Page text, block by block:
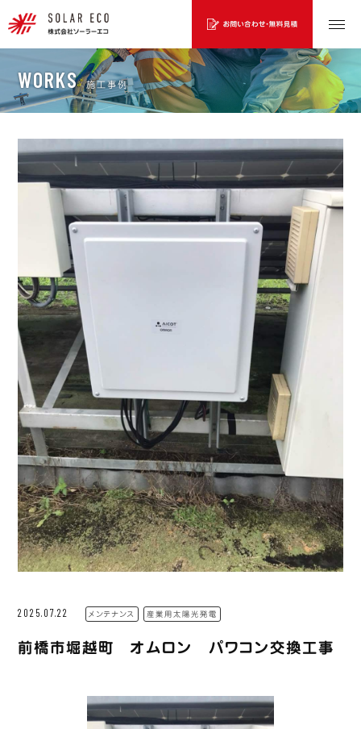
WORKS 施工事例
2025.07.22 メンテナンス 産業用太陽光発電
前橋市堀越町 オムロン パワコン交換工事